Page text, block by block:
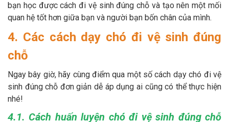
bạn học được cách đi vệ sinh đúng chỗ và tạo nên một mối
quan hệ tốt hơn giữa bạn và người bạn bốn chân của mình.
4. Các cách dạy chó đi vệ sinh đúng
chỗ
Ngay bây giờ, hãy cùng điểm qua một số cách dạy chó đi vệ
sinh đúng chỗ đơn giản dễ áp dụng ai cũng có thể thực hiện
nhé!
4.1. Cách huấn luyện chó đi vệ sinh đúng chỗ